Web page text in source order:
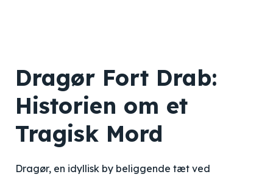
Dragør Fort Drab:
Historien om et
Tragisk Mord
Dragør, en idyllisk by beliggende tæt ved